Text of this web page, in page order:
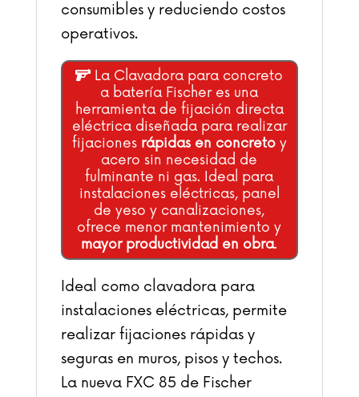
consumibles y reduciendo costos
operativos.
La Clavadora para concreto
a batería Fischer es una
herramienta de fijación directa
eléctrica diseñada para realizar
fijaciones rápidas en concretoy
acero sin necesidad de
fulminante ni gas. Ideal para
instalaciones eléctricas, panel
de yeso y canalizaciones,
ofrece menor mantenimiento y
mayor productividad en obra.
Ideal como clavadora para
instalaciones eléctricas, permite
realizar fijaciones rápidas y
seguras en muros, pisos y techos.
La nueva FXC 85 de Fischer